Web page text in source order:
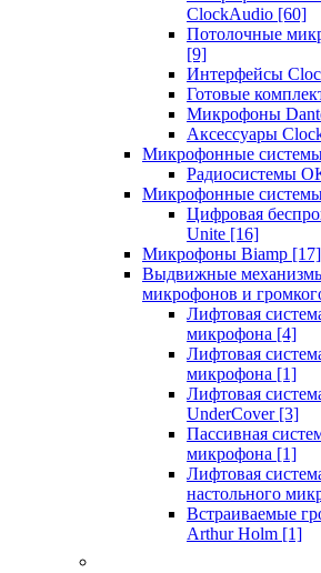
ClockAudio [60]
Потолочные
[9]
Интерфейсы
Готовые
Микрофоны
Аксессуары
Микрофонные
Радиосистемы
Микрофонные
Цифровая
Unite [16]
Микрофоны Biamp [17]
Выдвижные
микрофонов и
Лифтовая
микрофона [4]
Лифтовая
микрофона [1]
Лифтовая
UnderCover [3]
Пассивная
микрофона [1]
Лифтовая
настольного
Встраиваемые
Arthur Holm [1]